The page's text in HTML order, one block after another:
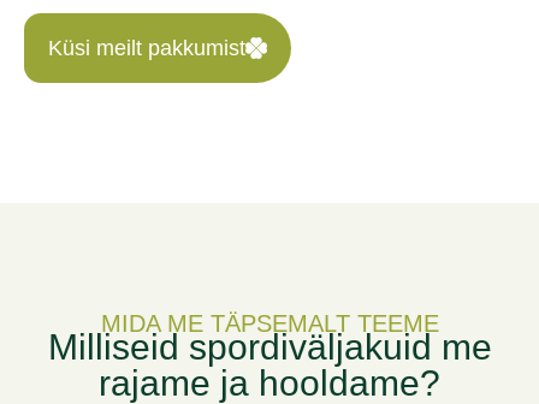
Küsi meilt pakkumist
MIDA ME TÄPSEMALT TEEME
Milliseid spordiväljakuid me
rajame ja hooldame?